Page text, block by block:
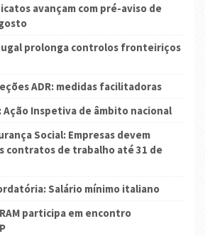
avançam com pré-aviso de
prolonga controlos fronteiriços
ADR: medidas facilitadoras
Ação Inspetiva de âmbito nacional
Social: Empresas devem
contratos de trabalho até 31 de
Salário mínimo italiano
participa em encontro